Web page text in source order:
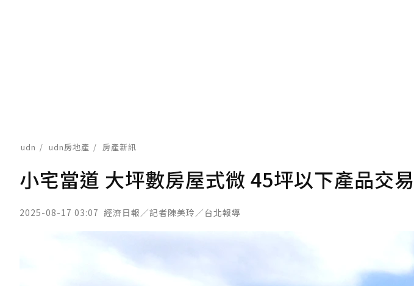
udn udn房地產 房產新訊
小宅當道 大坪數房屋式微 45坪以下產品交
2025-08-17 03:07 經濟日報／記者陳美玲／台北報導